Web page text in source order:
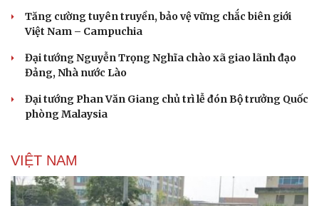
Tư vấn
Săn Tour
Câu chuyện thời sự
Tăng cường tuyên truyền, bảo vệ vững chắc biên giới
Việt Nam – Campuchia
Đại tướng Nguyễn Trọng Nghĩa chào xã giao lãnh đạo
Đảng, Nhà nước Lào
Đại tướng Phan Văn Giang chủ trì lễ đón Bộ trưởng Quốc
phòng Malaysia
VIỆT NAM